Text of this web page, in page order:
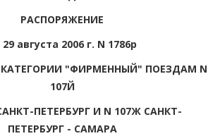
РАСПОРЯЖЕНИЕ
29 августа 2006 г. N 1786р
"ФИРМЕННЫЙ" ПОЕЗДАМ N
107Й
ПЕТЕРБУРГ И N 107Ж САНКТ-
ПЕТЕРБУРГ - САМАРА